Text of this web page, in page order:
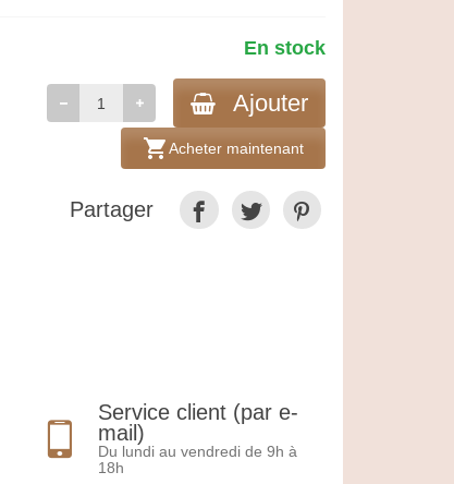
En stock
Ajouter
shopping_cartAcheter maintenant
Partager
Service client (par e-
mail)
Du lundi au vendredi de 9h à
18h